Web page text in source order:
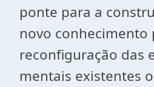
ponte para a
novo conhecimento
reconfiguração das
mentais existentes